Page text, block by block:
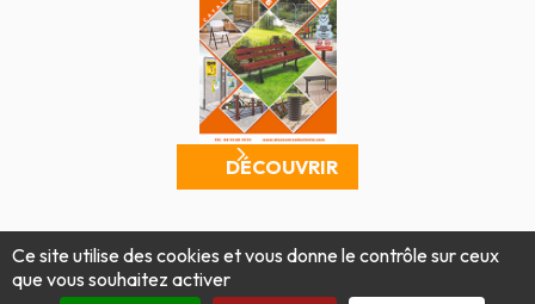
DÉCOUVRIR
Mentions légalesPolitique de confidentialité
Conditions générales de vente
Produit par Tout Simplement Digital
Ce site utilise des cookies et vous donne le contrôle sur ceux
que vous souhaitez activer